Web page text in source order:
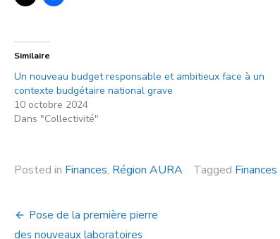
Similaire
Un nouveau budget responsable et ambitieux face à un
contexte budgétaire national grave
10 octobre 2024
Dans "Collectivité"
Posted in Finances, Région AURA Tagged
Pose de la première pierre
des nouveaux laboratoires